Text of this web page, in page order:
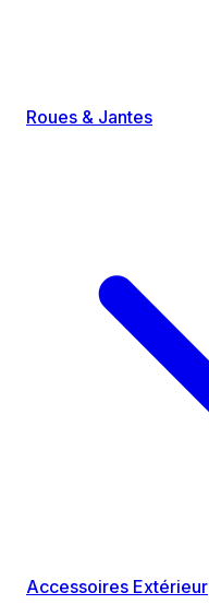
Roues & Jantes
Accessoires Extérieur